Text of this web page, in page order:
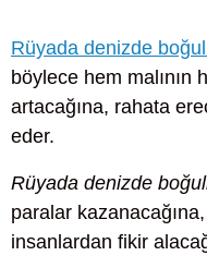
Rüyada denizde
böylece hem malının
artacağına, rahata
eder.
Rüyada denizde
paralar
insanlardan fikir